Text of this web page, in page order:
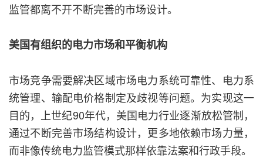
监管都离不开不断完善的市场设计。
美国有组织的电力市场和平衡机构
市场竞争需要解决区域市场电力系统可靠性、电力系
统管理、输配电价格制定及歧视等问题。为实现这一
目的，上世纪90年代，美国电力行业逐渐放松管制，
通过不断完善市场结构设计，更多地依赖市场力量，
而非像传统电力监管模式那样依靠法案和行政手段。